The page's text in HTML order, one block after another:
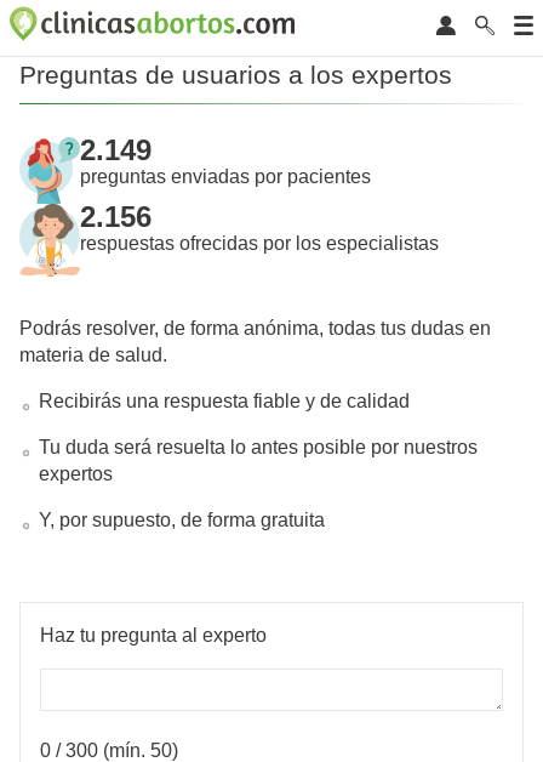
Preguntas de usuarios a los expertos
2.149
preguntas enviadas por pacientes
2.156
respuestas ofrecidas por los especialistas
Podrás resolver, de forma anónima, todas tus dudas en
materia de salud.
Recibirás una respuesta fiable y de calidad
Tu duda será resuelta lo antes posible por nuestros
expertos
Y, por supuesto, de forma gratuita
Haz tu pregunta al experto
0 / 300 (mín. 50)